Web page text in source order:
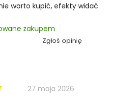
warto kupić, efekty widać
zakupem
Zgłoś opinię
27 maja 2026